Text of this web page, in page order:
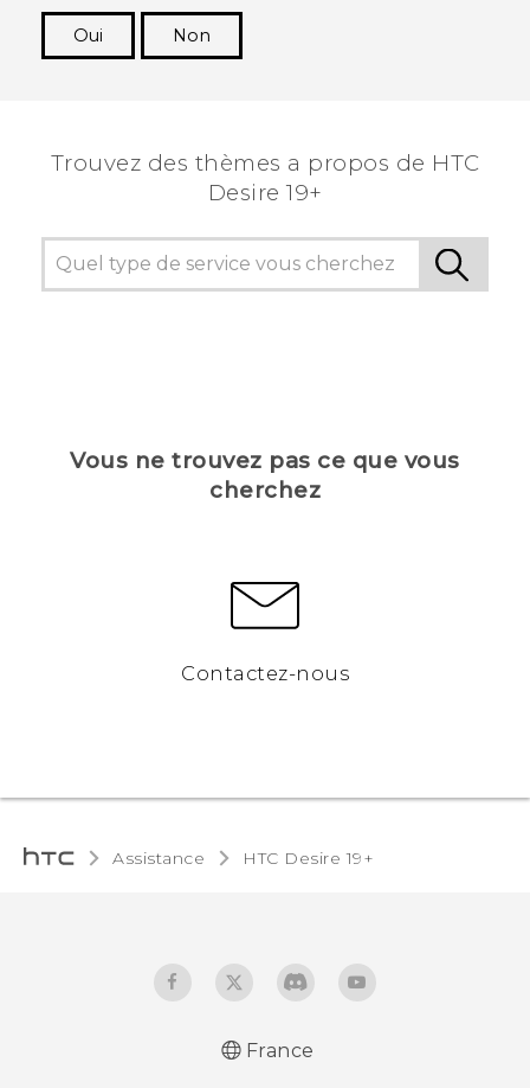
Oui
Non
Trouvez des thèmes a propos de ‎HTC
Desire 19+‎
Vous ne trouvez pas ce que vous
cherchez
Contactez-nous
Assistance ‎HTC Desire 19+‎‎
France